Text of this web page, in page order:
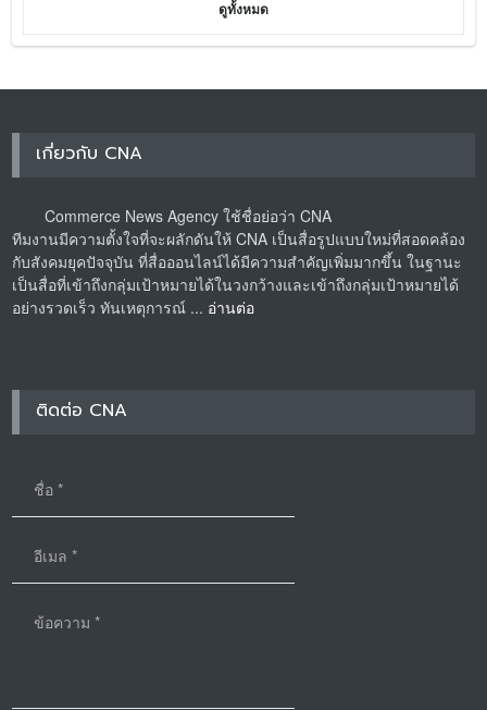
ดูทั้งหมด
เกี่ยวกับ CNA
Commerce News Agency ใช้ชื่อย่อว่า CNA
ทีมงานมีความตั้งใจที่จะผลักดันให้ CNA เป็นสื่อรูปแบบใหม่ที่สอดคล้อง
กับสังคมยุคปัจจุบัน ที่สื่อออนไลน์ได้มีความสำคัญเพิ่มมากขึ้น ในฐานะ
เป็นสื่อที่เข้าถึงกลุ่มเป้าหมายได้ในวงกว้างและเข้าถึงกลุ่มเป้าหมายได้
อย่างรวดเร็ว ทันเหตุการณ์ ... อ่านต่อ
ติดต่อ CNA